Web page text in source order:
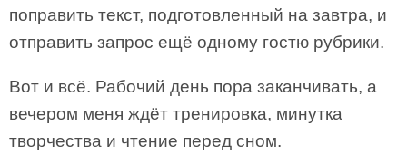
поправить текст, подготовленный на завтра, и
отправить запрос ещё одному гостю рубрики.
Вот и всё. Рабочий день пора заканчивать, а
вечером меня ждёт тренировка, минутка
творчества и чтение перед сном.